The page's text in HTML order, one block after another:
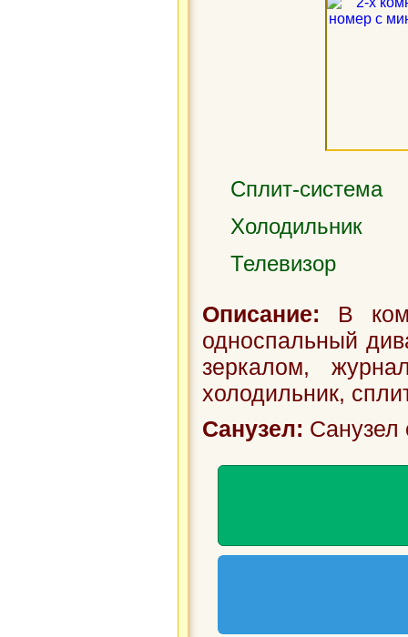
Сплит-система
Холодильник
Телевизор
Описание: В
односпальный
зеркалом,
холодильник,
Санузел: